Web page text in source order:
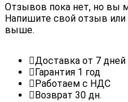
Отзывов пока нет, но вы
Напишите свой отзыв
выше.
Доставка от 7 дней
Гарантия 1 год
Работаем с НДС
Возврат 30 дн.